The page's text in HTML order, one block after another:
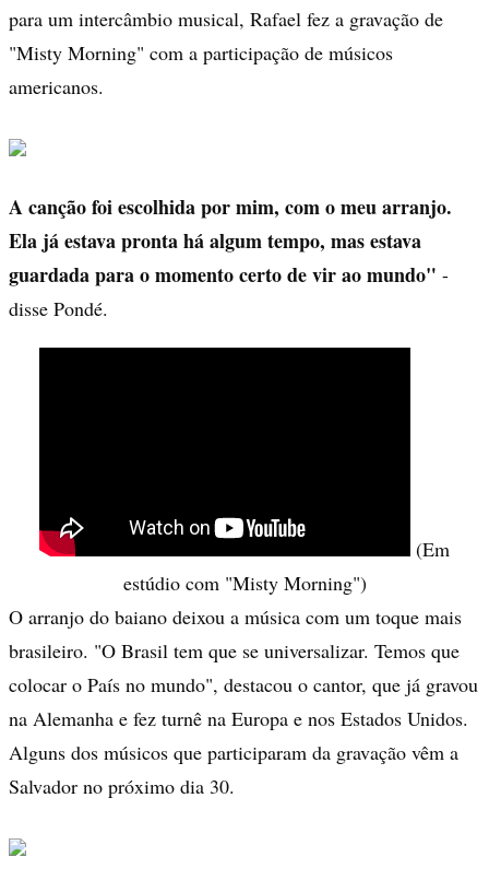
para um intercâmbio musical, Rafael fez a gravação de
"Misty Morning" com a participação de músicos
americanos.
A canção foi escolhida por mim, com o meu arranjo.
Ela já estava pronta há algum tempo, mas estava
guardada para o momento certo de vir ao mundo" -
disse Pondé.
(Em
estúdio com "Misty Morning")
O arranjo do baiano deixou a música com um toque mais
brasileiro. "O Brasil tem que se universalizar. Temos que
colocar o País no mundo", destacou o cantor, que já gravou
na Alemanha e fez turnê na Europa e nos Estados Unidos.
Alguns dos músicos que participaram da gravação vêm a
Salvador no próximo dia 30.